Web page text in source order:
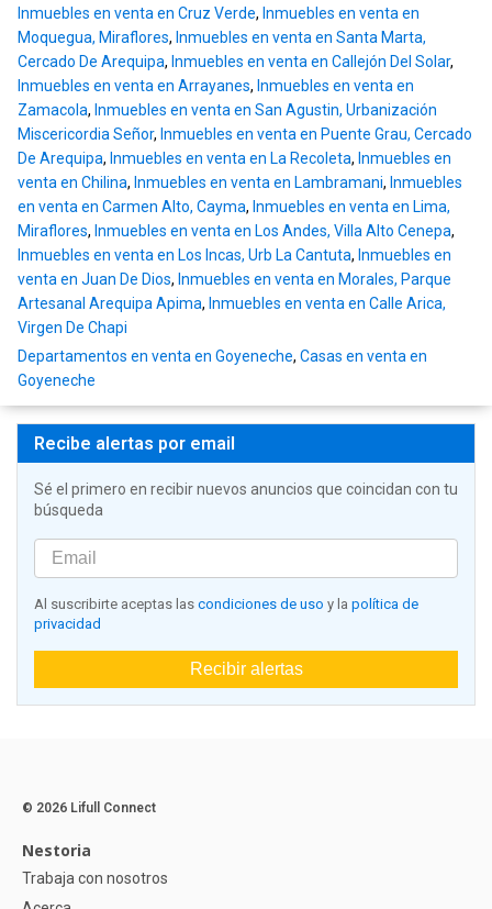
Inmuebles en venta en Cruz Verde, Inmuebles en venta en
Moquegua, Miraflores, Inmuebles en venta en Santa Marta,
Cercado De Arequipa, Inmuebles en venta en Callejón Del Solar,
Inmuebles en venta en Arrayanes, Inmuebles en venta en
Zamacola, Inmuebles en venta en San Agustin, Urbanización
Miscericordia Señor, Inmuebles en venta en Puente Grau, Cercado
De Arequipa, Inmuebles en venta en La Recoleta, Inmuebles en
venta en Chilina, Inmuebles en venta en Lambramani, Inmuebles
en venta en Carmen Alto, Cayma, Inmuebles en venta en Lima,
Miraflores, Inmuebles en venta en Los Andes, Villa Alto Cenepa,
Inmuebles en venta en Los Incas, Urb La Cantuta, Inmuebles en
venta en Juan De Dios, Inmuebles en venta en Morales, Parque
Artesanal Arequipa Apima, Inmuebles en venta en Calle Arica,
Virgen De Chapi
Departamentos en venta en Goyeneche, Casas en venta en
Goyeneche
Recibe alertas por email
Sé el primero en recibir nuevos anuncios que coincidan con tu
búsqueda
Al suscribirte aceptas las condiciones de uso y la política de
privacidad
Recibir alertas
© 2026 Lifull Connect
Nestoria
Trabaja con nosotros